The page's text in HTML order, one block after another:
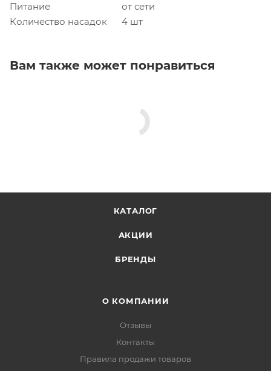
Питание
от сети
Количество насадок
4 шт
Вам также может понравиться
КАТАЛОГ
АКЦИИ
БРЕНДЫ
О КОМПАНИИ
Отзывы
Контакты
Правила продажи товаров